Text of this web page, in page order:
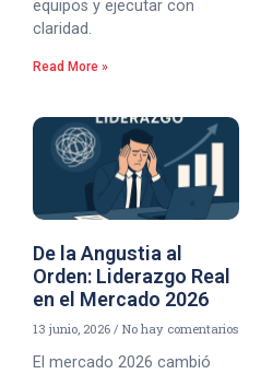
equipos y ejecutar con
claridad.
Read More »
De la Angustia al
Orden: Liderazgo Real
en el Mercado 2026
13 junio, 2026 No hay comentarios
El mercado 2026 cambió